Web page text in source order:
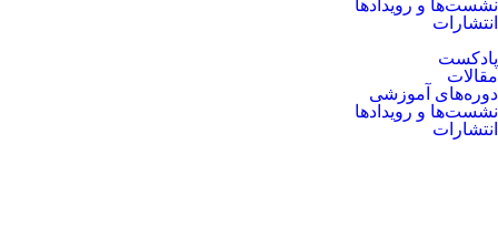
نشست‌ها و رویدادها
انتشارات
پادکست
مقالات
دوره‌های آموزشی
نشست‌ها و رویدادها
انتشارات